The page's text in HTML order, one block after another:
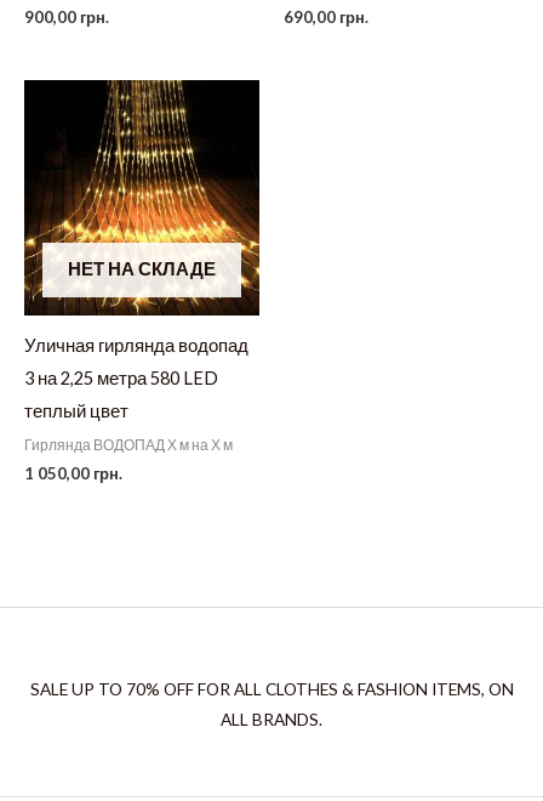
900,00 грн. 690,00 грн.
НЕТ НА СКЛАДЕ
Уличная гирлянда водопад
3 на 2,25 метра 580 LED
теплый цвет
Гирлянда ВОДОПАД Х м на Х м
1 050,00 грн.
SALE UP TO 70% OFF FOR ALL CLOTHES & FASHION ITEMS, ON
ALL BRANDS.